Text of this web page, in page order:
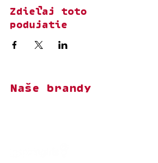
Zdieľaj toto
podujatie
Naše brandy